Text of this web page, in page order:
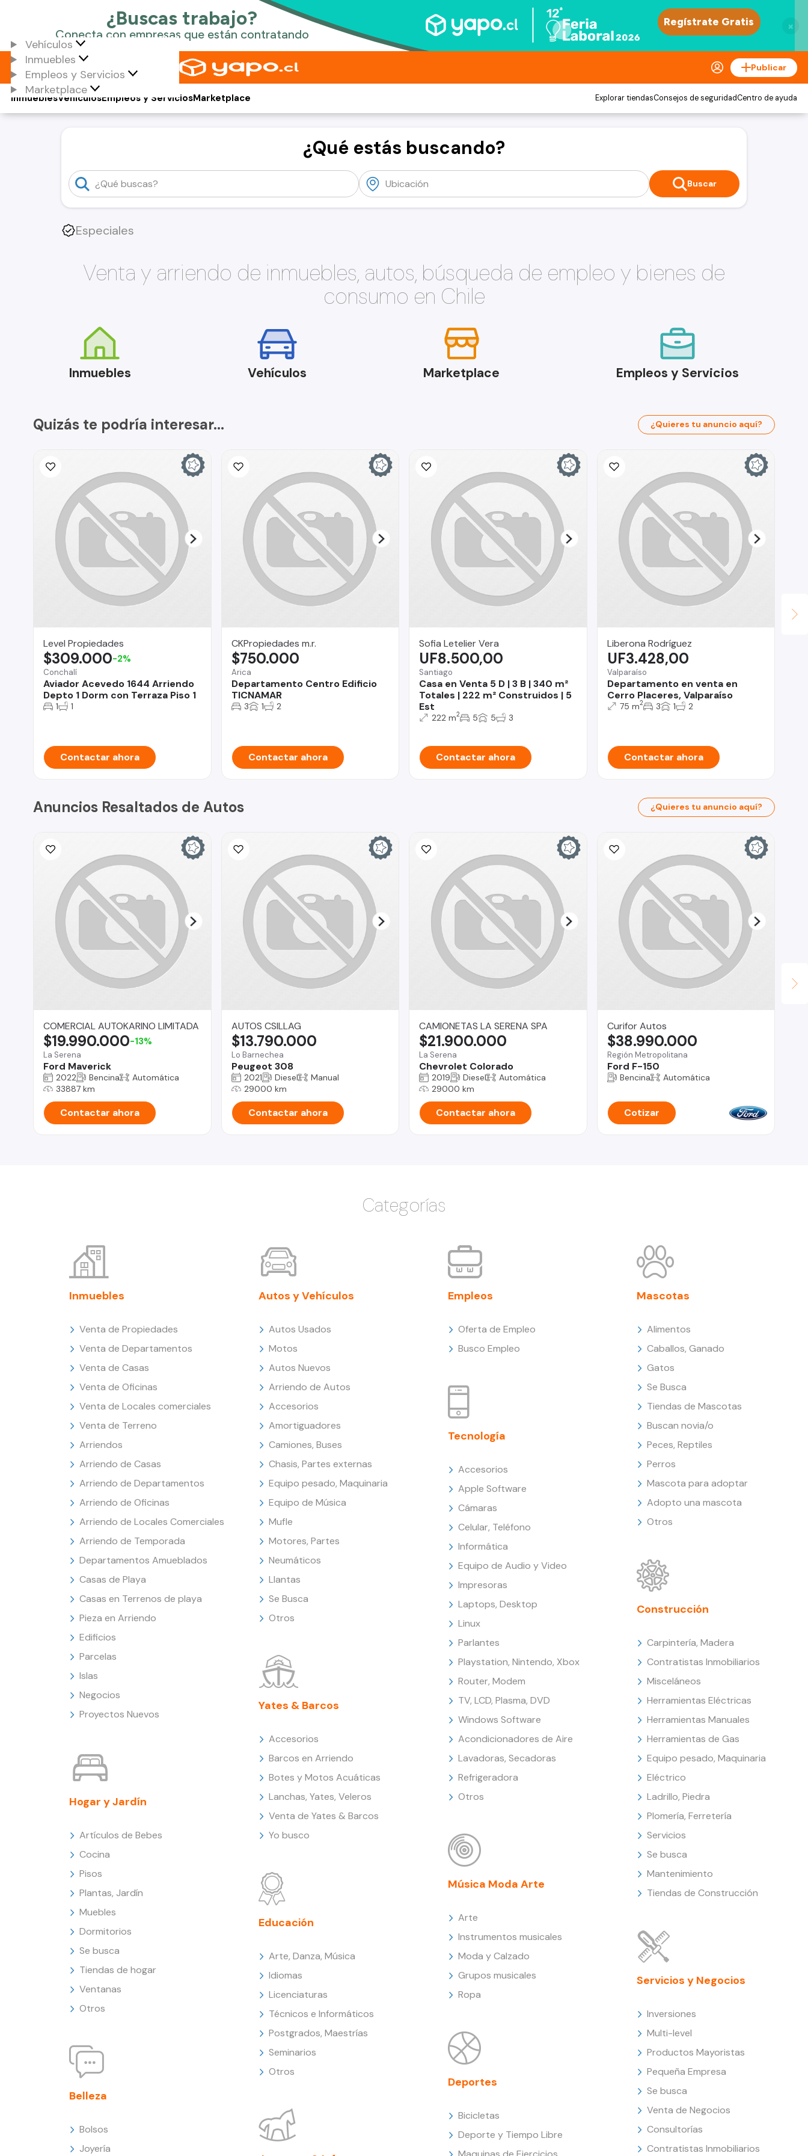
×
Vehículos
Inmuebles
Empleos y Servicios
Marketplace
Publicar
Vehículos
Inmuebles Empleos y ServiciosMarketplace Explorar tiendasConsejos de seguridadCentro de ayuda
¿Qué estás buscando?
Buscar
Especiales
Venta y arriendo de inmuebles, autos, búsqueda de empleo y bienes de
consumo en Chile
Inmuebles Vehículos Marketplace Empleos y Servicios
Quizás te podría interesar... ¿Quieres tu anuncio aquí?
Level Propiedades
Conchalí
Aviador Acevedo 1644 Arriendo
Depto 1 Dorm con Terraza Piso 1
$309.000-2%
1 1
Contactar ahora
CKPropiedades m.r.
Arica
Departamento Centro Edificio
TICNAMAR
$750.000
3 1 2
Contactar ahora
Sofia Letelier Vera
Santiago
Casa en Venta 5 D | 3 B | 340 m²
Totales | 222 m² Construidos | 5
Est
UF8.500,00
222 m2 5 5 3
Contactar ahora
Liberona Rodríguez
Valparaíso
Departamento en venta en
Cerro Placeres, Valparaíso
UF3.428,00
75 m2 3 1 2
Contactar ahora
Anuncios Resaltados de Autos ¿Quieres tu anuncio aquí?
COMERCIAL AUTOKARINO LIMITADA
La Serena
Ford Maverick
$19.990.000-13%
2022 Bencina
Automática
33887 km
Contactar ahora
AUTOS CSILLAG
Lo Barnechea
Peugeot 308
$13.790.000
2021 Diesel
Manual
29000 km
Contactar ahora
CAMIONETAS LA SERENA SPA
La Serena
Chevrolet Colorado
$21.900.000
2019 Diesel
Automática
29000 km
Contactar ahora
Curifor Autos
Región Metropolitana
Ford F-150
$38.990.000
Bencina Automática
Cotizar
Categorías
Inmuebles
Venta de Propiedades
Venta de Departamentos
Venta de Casas
Venta de Oficinas
Venta de Locales comerciales
Venta de Terreno
Arriendos
Arriendo de Casas
Arriendo de Departamentos
Arriendo de Oficinas
Arriendo de Locales Comerciales
Arriendo de Temporada
Departamentos Amueblados
Casas de Playa
Casas en Terrenos de playa
Pieza en Arriendo
Edificios
Parcelas
Islas
Negocios
Proyectos Nuevos
Hogar y Jardín
Artículos de Bebes
Cocina
Pisos
Plantas, Jardín
Muebles
Dormitorios
Se busca
Tiendas de hogar
Ventanas
Otros
Belleza
Bolsos
Joyería
Autos y Vehículos
Autos Usados
Motos
Autos Nuevos
Arriendo de Autos
Accesorios
Amortiguadores
Camiones, Buses
Chasis, Partes externas
Equipo pesado, Maquinaria
Equipo de Música
Mufle
Motores, Partes
Neumáticos
Llantas
Se Busca
Otros
Yates & Barcos
Accesorios
Barcos en Arriendo
Botes y Motos Acuáticas
Lanchas, Yates, Veleros
Venta de Yates & Barcos
Yo busco
Educación
Arte, Danza, Música
Idiomas
Licenciaturas
Técnicos e Informáticos
Postgrados, Maestrías
Seminarios
Otros
Empleos
Oferta de Empleo
Busco Empleo
Tecnología
Accesorios
Apple Software
Cámaras
Celular, Teléfono
Informática
Equipo de Audio y Video
Impresoras
Laptops, Desktop
Linux
Parlantes
Playstation, Nintendo, Xbox
Router, Modem
TV, LCD, Plasma, DVD
Windows Software
Acondicionadores de Aire
Lavadoras, Secadoras
Refrigeradora
Otros
Música Moda Arte
Arte
Instrumentos musicales
Moda y Calzado
Grupos musicales
Ropa
Deportes
Bicicletas
Deporte y Tiempo Libre
Mascotas
Alimentos
Caballos, Ganado
Gatos
Se Busca
Tiendas de Mascotas
Buscan novia/o
Peces, Reptiles
Perros
Mascota para adoptar
Adopto una mascota
Otros
Construcción
Carpintería, Madera
Contratistas Inmobiliarios
Misceláneos
Herramientas Eléctricas
Herramientas Manuales
Herramientas de Gas
Equipo pesado, Maquinaria
Eléctrico
Ladrillo, Piedra
Plomería, Ferretería
Servicios
Se busca
Mantenimiento
Tiendas de Construcción
Servicios y Negocios
Inversiones
Multi-level
Productos Mayoristas
Pequeña Empresa
Se busca
Venta de Negocios
Consultorías
Contratistas Inmobiliarios